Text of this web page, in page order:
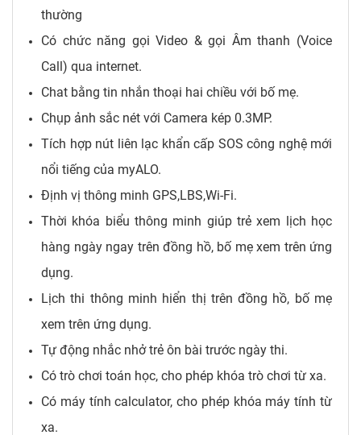
thường
Có chức năng gọi Video & gọi Âm thanh (Voice
Call) qua internet.
Chat bằng tin nhắn thoại hai chiều với bố mẹ.
Chụp ảnh sắc nét với Camera kép 0.3MP.
Tích hợp nút liên lạc khẩn cấp SOS công nghệ mới
nổi tiếng của myALO.
Định vị thông minh GPS,LBS,Wi-Fi.
Thời khóa biểu thông minh giúp trẻ xem lịch học
hàng ngày ngay trên đồng hồ, bố mẹ xem trên ứng
dụng.
Lịch thi thông minh hiển thị trên đồng hồ, bố mẹ
xem trên ứng dụng.
Tự động nhắc nhở trẻ ôn bài trước ngày thi.
Có trò chơi toán học, cho phép khóa trò chơi từ xa.
Có máy tính calculator, cho phép khóa máy tính từ
xa.